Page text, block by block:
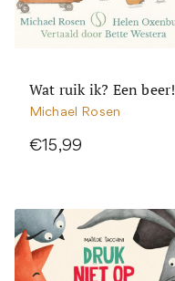
Wat ruik ik? Een beer!
Michael Rosen
€15,99